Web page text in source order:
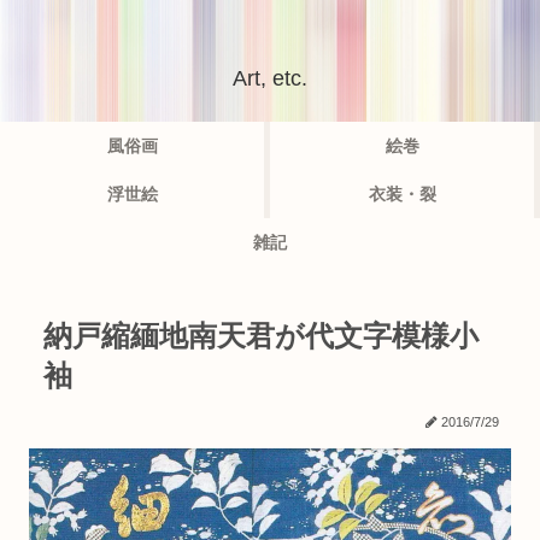
Art, etc.
風俗画 絵巻
浮世絵 衣装・裂
雑記
納戸縮緬地南天君が代文字模様小
袖
2016/7/29